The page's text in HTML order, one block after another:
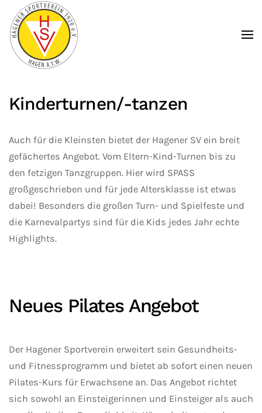
Zum Hauptinhalt springen
Kinderturnen/-tanzen
Auch für die Kleinsten bietet der Hagener SV ein breit
gefächertes Angebot. Vom Eltern-Kind-Turnen bis zu
den fetzigen Tanzgruppen. Hier wird SPASS
großgeschrieben und für jede Altersklasse ist etwas
dabei! Besonders die großen Turn- und Spielfeste und
die Karnevalpartys sind für die Kids jedes Jahr echte
Highlights.
Neues Pilates Angebot
Der Hagener Sportverein erweitert sein Gesundheits-
und Fitnessprogramm und bietet ab sofort einen neuen
Pilates-Kurs für Erwachsene an. Das Angebot richtet
sich sowohl an Einsteigerinnen und Einsteiger als auch